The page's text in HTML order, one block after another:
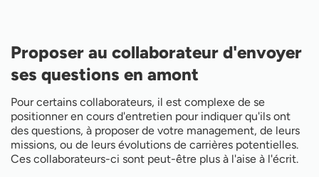
Proposer au collaborateur d'envoyer
ses questions en amont
Pour certains collaborateurs, il est complexe de se
positionner en cours d'entretien pour indiquer qu'ils ont
des questions, à proposer de votre management, de leurs
missions, ou de leurs évolutions de carrières potentielles.
Ces collaborateurs-ci sont peut-être plus à l'aise à l'écrit.